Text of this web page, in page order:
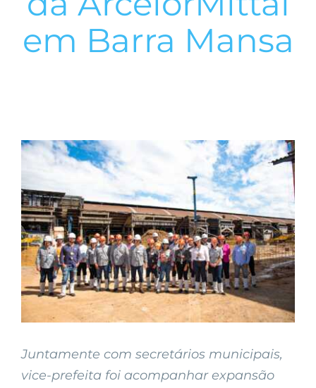
em Barra Mansa
View
Larger
Image
Juntamente com secretários municipais,
vice-prefeita foi acompanhar expansão